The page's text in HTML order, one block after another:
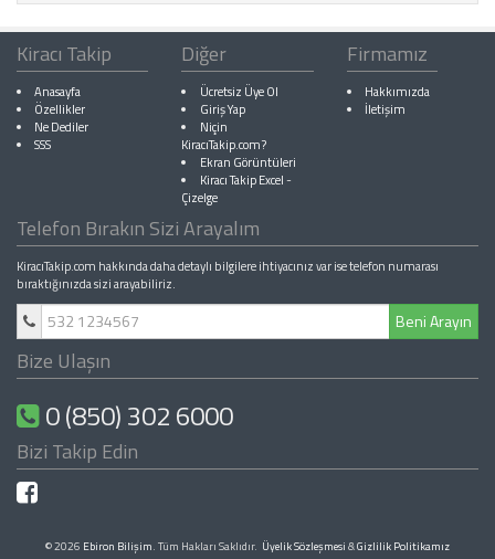
Kiracı Takip
Anasayfa
Özellikler
Ne Dediler
SSS
Diğer
Ücretsiz Üye Ol
Giriş Yap
Niçin
KiracıTakip.com?
Ekran Görüntüleri
Kiracı Takip Excel-
Çizelge
Firmamız
Hakkımızda
İletişim
Telefon Bırakın Sizi Arayalım
KiracıTakip.com hakkında daha detaylı bilgilere ihtiyacınız var ise telefon numarası
bıraktığınızda sizi arayabiliriz.
Beni Arayın
Bize Ulaşın
0 (850) 302 6000
Bizi Takip Edin
© 2026 Ebiron Bilişim. Tüm Hakları Saklıdır. Üyelik Sözleşmesi &Gizlilik Politikamız